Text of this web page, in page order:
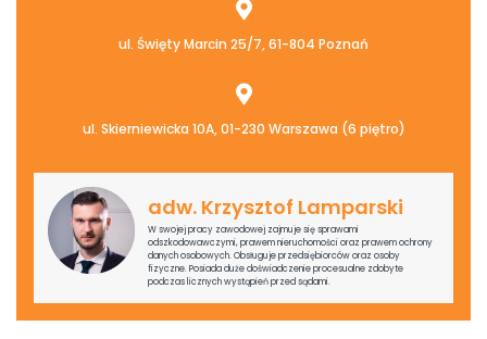
ul. Święty Marcin 25/7, 61-804 Poznań
ul. Skierniewicka 10A, 01-230 Warszawa (6 piętro)
adw. Krzysztof Lamparski
W swojej pracy zawodowej zajmuje się sprawami
odszkodowawczymi, prawem nieruchomości oraz prawem ochrony
danych osobowych. Obsługuje przedsiębiorców oraz osoby
fizyczne. Posiada duże doświadczenie procesualne zdobyte
podczas licznych wystąpień przed sądami.